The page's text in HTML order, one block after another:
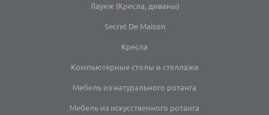
Лаунж (Кресла, диваны)
Secret De Maison
Кресла
Компьютерные столы и стеллажи
Мебель из натурального ротанга
Мебель из искусственного ротанга